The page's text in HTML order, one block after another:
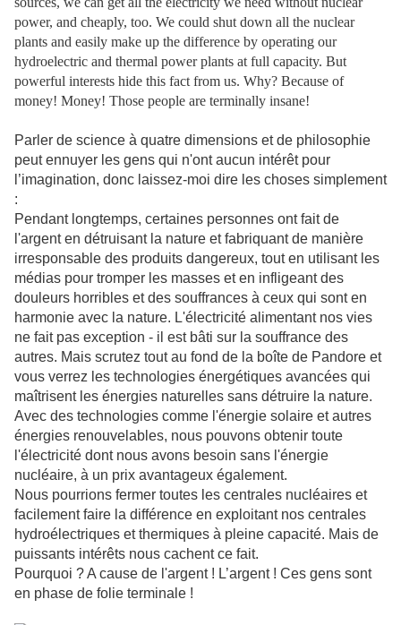
power, and cheaply, too. We could shut down all the nuclear
plants and easily make up the difference by operating our
hydroelectric and thermal power plants at full capacity. But
powerful interests hide this fact from us. Why? Because of
money! Money! Those people are terminally insane!
Parler de science à quatre dimensions et de philosophie
peut ennuyer les gens qui n'ont aucun intérêt pour
l’imagination, donc laissez-moi dire les choses simplement
:
Pendant longtemps, certaines personnes ont fait de
l'argent en détruisant la nature et fabriquant de manière
irresponsable des produits dangereux, tout en utilisant les
médias pour tromper les masses et en infligeant des
douleurs horribles et des souffrances à ceux qui sont en
harmonie avec la nature. L'électricité alimentant nos vies
ne fait pas exception - il est bâti sur la souffrance des
autres. Mais scrutez tout au fond de la boîte de Pandore et
vous verrez les technologies énergétiques avancées qui
maîtrisent les énergies naturelles sans détruire la nature.
Avec des technologies comme l'énergie solaire et autres
énergies renouvelables, nous pouvons obtenir toute
l'électricité dont nous avons besoin sans l'énergie
nucléaire, à un prix avantageux également.
Nous pourrions fermer toutes les centrales nucléaires et
facilement faire la différence en exploitant nos centrales
hydroélectriques et thermiques à pleine capacité. Mais de
puissants intérêts nous cachent ce fait.
Pourquoi ? A cause de l'argent ! L’argent ! Ces gens sont
en phase de folie terminale !